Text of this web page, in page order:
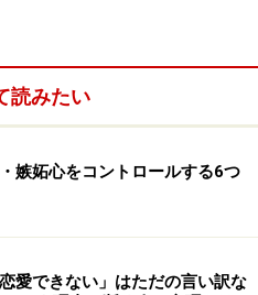
読みたい
嫉妬心をコントロールする6つ
恋愛できない」はただの言い訳な